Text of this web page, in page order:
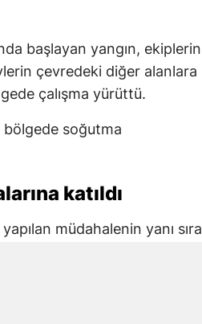
başlayan yangın, ekiplerin
çevredeki diğer alanlara
çalışma yürüttü.
bölgede soğutma
katıldı
müdahalenin yanı sıra